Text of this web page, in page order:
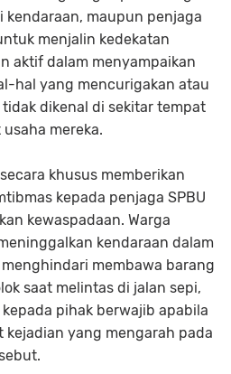
kendaraan, maupun penjaga
menjalin kedekatan
aktif dalam menyampaikan
hal yang mencurigakan atau
dikenal di sekitar tempat
mereka.
khusus memberikan
kepada penjaga SPBU
kewaspadaan. Warga
kendaraan dalam
membawa barang
saat melintas di jalan sepi,
pihak berwajib apabila
kejadian yang mengarah pada